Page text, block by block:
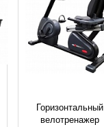
Горизонтальный
велотренажер